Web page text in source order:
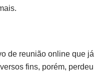
de reunião online que já
fins, porém, perdeu